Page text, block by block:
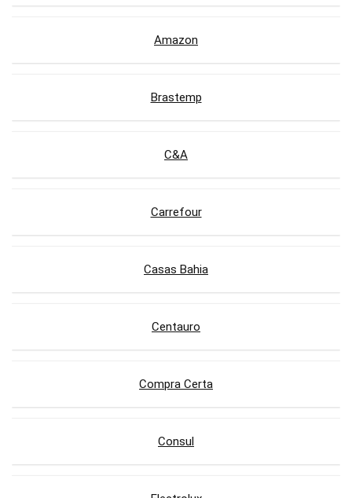
Amazon
Brastemp
C&A
Carrefour
Casas Bahia
Centauro
Compra Certa
Consul